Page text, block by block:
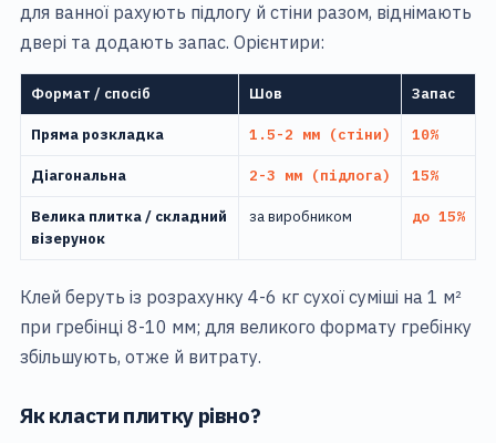
для ванної рахують підлогу й стіни разом, віднімають
двері та додають запас. Орієнтири:
Формат / спосіб Шов Запас
Пряма розкладка 1.5-2 мм (стіни) 10%
Діагональна 2-3 мм (підлога) 15%
Велика плитка / складний
візерунок
за виробником до 15%
Клей беруть із розрахунку 4-6 кг сухої суміші на 1 м²
при гребінці 8-10 мм; для великого формату гребінку
збільшують, отже й витрату.
Як класти плитку рівно?